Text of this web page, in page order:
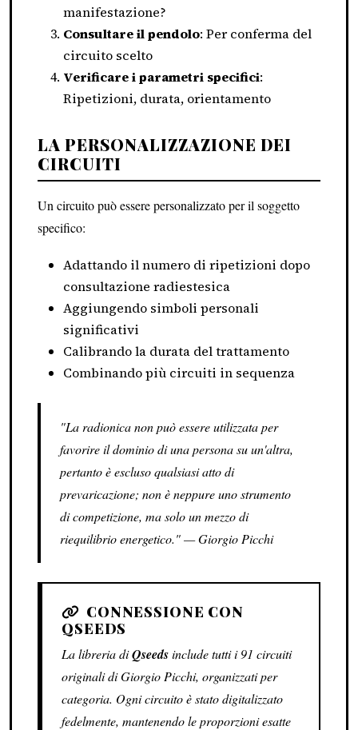
manifestazione?
Consultare il pendolo: Per conferma del
circuito scelto
Verificare i parametri specifici:
Ripetizioni, durata, orientamento
LA PERSONALIZZAZIONE DEI
CIRCUITI
Un circuito può essere personalizzato per il soggetto
specifico:
Adattando il numero di ripetizioni dopo
consultazione radiestesica
Aggiungendo simboli personali
significativi
Calibrando la durata del trattamento
Combinando più circuiti in sequenza
"La radionica non può essere utilizzata per
favorire il dominio di una persona su un'altra,
pertanto è escluso qualsiasi atto di
prevaricazione; non è neppure uno strumento
di competizione, ma solo un mezzo di
riequilibrio energetico." — Giorgio Picchi
CONNESSIONE CON
QSEEDS
La libreria diQseedsinclude tutti i 91 circuiti
originali di Giorgio Picchi, organizzati per
categoria. Ogni circuito è stato digitalizzato
fedelmente, mantenendo le proporzioni esatte